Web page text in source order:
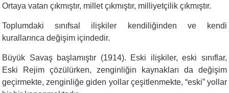
Ortaya vatan çıkmıştır, millet çıkmıştır, milliyetçilik çıkmıştır.
Toplumdaki sınıfsal ilişkiler kendiliğinden ve kendi
kurallarınca değişim içindedir.
Büyük Savaş başlamıştır (1914). Eski ilişkiler, eski sınıflar,
Eski Rejim çözülürken, zenginliğin kaynakları da değişim
geçirmekte, zenginliğe giden yollar çeşitlenmekte, “eski” yollar